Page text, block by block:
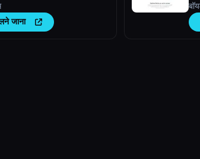
जाना